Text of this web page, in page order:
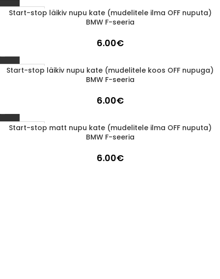
1-3 d.d.
Start-stop läikiv nupu kate (mudelitele ilma OFF nuputa)
BMW F-seeria
6.00€
1-3 d.d.
Start-stop läikiv nupu kate (mudelitele koos OFF nupuga)
BMW F-seeria
6.00€
1-3 d.d.
Start-stop matt nupu kate (mudelitele ilma OFF nuputa)
BMW F-seeria
6.00€